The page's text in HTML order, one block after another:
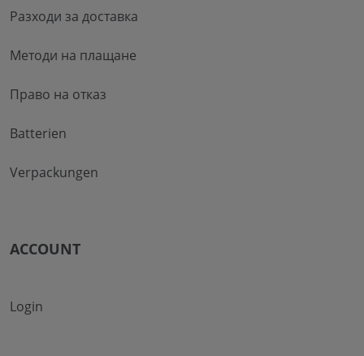
Разходи за доставка
Методи на плащане
Право на отказ
Batterien
Verpackungen
ACCOUNT
Login